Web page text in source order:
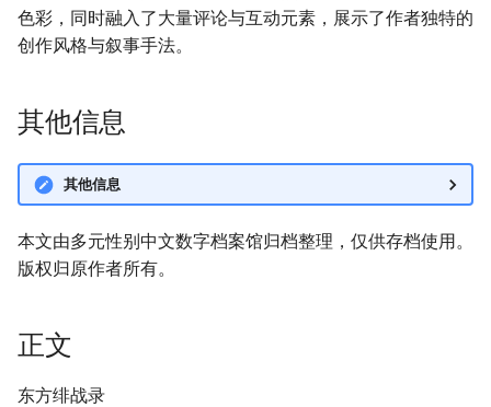
色彩，同时融入了大量评论与互动元素，展示了作者独特的
创作风格与叙事手法。
其他信息
其他信息
本文由多元性别中文数字档案馆归档整理，仅供存档使用。
版权归原作者所有。
正文
东方绯战录